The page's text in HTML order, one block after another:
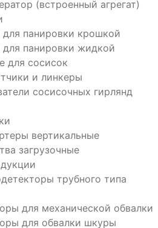
(встроенный агрегат)
панировки крошкой
панировки жидкой
для сосисок
и линкеры
сосисочных гирлянд
вертикальные
загрузочные
трубного типа
для механической обвалки
для обвалки шкуры